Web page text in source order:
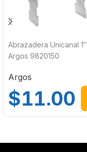
Abrazadera Unicanal 1″
Argos 9820150
Argos
$11.00